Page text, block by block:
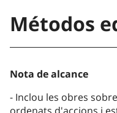
Métodos
Nota de alcance
Inclou les obres